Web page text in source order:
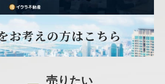
売りたい